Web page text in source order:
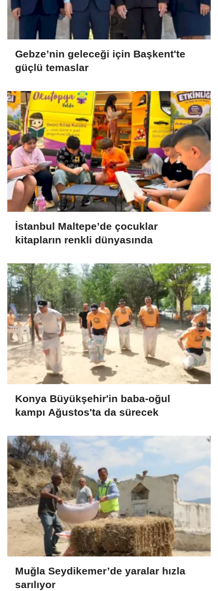
Gebze’nin geleceği için Başkent'te
güçlü temaslar
İstanbul Maltepe’de çocuklar
kitapların renkli dünyasında
Konya Büyükşehir'in baba-oğul
kampı Ağustos'ta da sürecek
Muğla Seydikemer’de yaralar hızla
sarılıyor